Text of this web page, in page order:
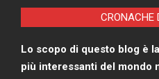
CRONACHE
Lo scopo di questo blog è
più interessanti del mondo